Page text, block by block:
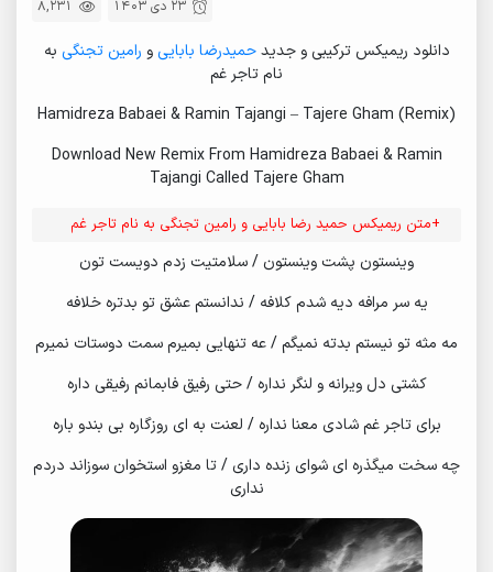
8,231 23 دی 1403
دانلود ریمیکس ترکیبی و جدیدحمیدرضا بابایی و رامین تجنگی به
نام تاجر غم
Hamidreza Babaei & Ramin Tajangi – Tajere Gham (Remix)
Download New Remix From Hamidreza Babaei & Ramin
Tajangi Called Tajere Gham
+متن ریمیکس حمید رضا بابایی و رامین تجنگی به نام تاجر غم
وینستون پشت وینستون / سلامتیت زدم دویست تون
یه سر مرافه دیه شدم کلافه / ندانستم عشق تو بدتره خلافه
مه مثه تو نیستم بدته نمیگم / عه تنهایی بمیرم سمت دوستات نمیرم
کشتی دل ویرانه و لنگر نداره / حتی رفیق فابمانم رفیقی داره
برای تاجر غم شادی معنا نداره / لعنت به ای روزگاره بی بندو باره
چه سخت میگذره ای شوای زنده داری / تا مغزو استخوان سوزاند دردم
نداری